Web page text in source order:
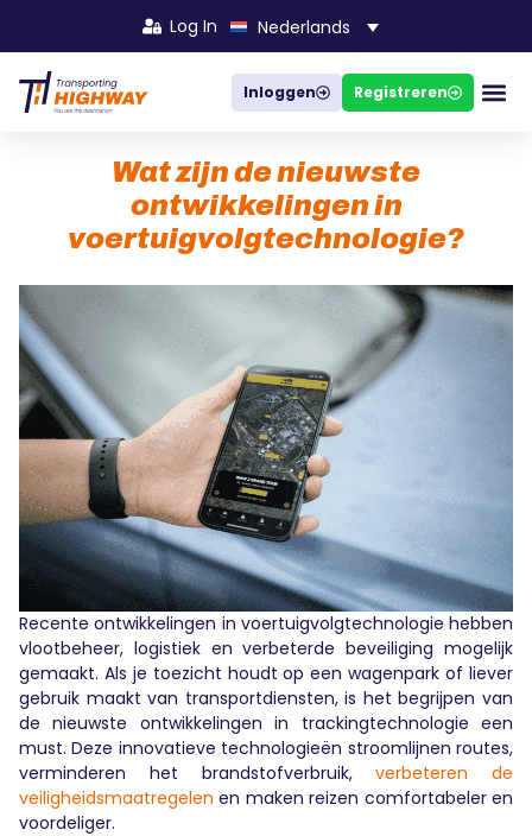
Log In Nederlands
Inloggen Registreren
Wat zijn de nieuwste
ontwikkelingen in
voertuigvolgtechnologie?
Recente ontwikkelingen in voertuigvolgtechnologie hebben
vlootbeheer, logistiek en verbeterde beveiliging mogelijk
gemaakt. Als je toezicht houdt op een wagenpark of liever
gebruik maakt van transportdiensten, is het begrijpen van
de nieuwste ontwikkelingen in trackingtechnologie een
must. Deze innovatieve technologieën stroomlijnen routes,
verminderen het brandstofverbruik,verbeteren de
veiligheidsmaatregelen en maken reizen comfortabeler en
voordeliger.